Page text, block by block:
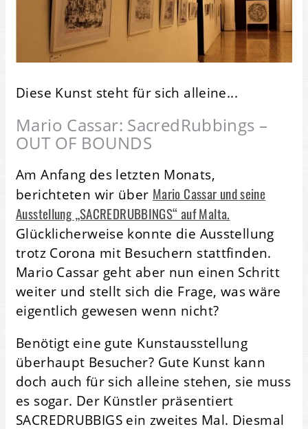
Diese Kunst steht für sich alleine...
Mario Cassar: SacredRubbings –
OUT OF BOUNDS
Am Anfang des letzten Monats,
berichteten wir über Mario Cassar und seine
Ausstellung „SACREDRUBBINGS“ auf Malta.
Glücklicherweise konnte die Ausstellung
trotz Corona mit Besuchern stattfinden.
Mario Cassar geht aber nun einen Schritt
weiter und stellt sich die Frage, was wäre
eigentlich gewesen wenn nicht?
Benötigt eine gute Kunstausstellung
überhaupt Besucher? Gute Kunst kann
doch auch für sich alleine stehen, sie muss
es sogar. Der Künstler präsentiert
SACREDRUBBIGS ein zweites Mal. Diesmal